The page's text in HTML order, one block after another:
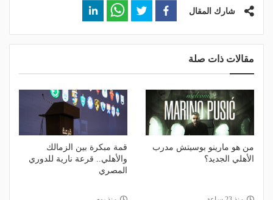
شارك المقال
مقالات ذات صلة
من هو مارينو بوسيتش مدرب
الأهلي الجديد؟
قمة مبكرة بين الزمالك
والأهلي.. قرعة نارية للدوري
المصري